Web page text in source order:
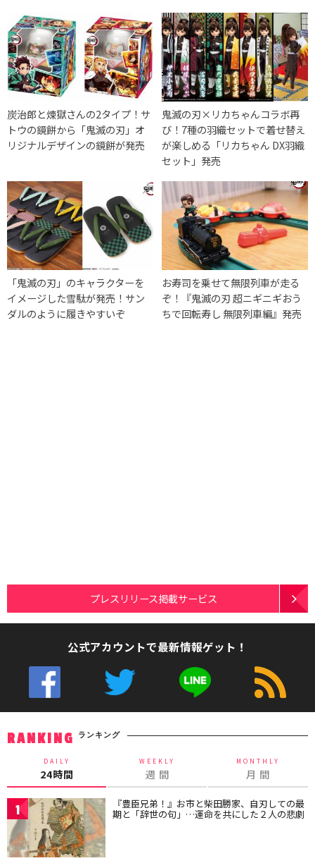
炭治郎と煉獄さんの2タイプ！サ
トウの鏡餅から「鬼滅の刃」オ
リジナルデザインの鏡餅が発売
鬼滅の刃×リカちゃんコラボ再
び！7種の羽織セットで着せ替え
が楽しめる「リカちゃん DX羽織
セット」発売
「鬼滅の刃」のキャラクターを
イメージした雪駄が発売！サン
ダルのように履きやすいぞ
お寿司を乗せて無限列車が走る
ぞ！『鬼滅の刃 超ニギニギおう
ちで回転寿し 無限列車編』発売
プレスリリース掲載サービス
公式アカウントで最新情報ゲット！
RANKING ランキング
DAILY
24時間
WEEKLY
週 間
MONTHLY
月 間
1 『豊臣兄弟！』お市と柴田勝家、自刃しての最
期と「辞世の句」…運命を共にした２人の悲劇